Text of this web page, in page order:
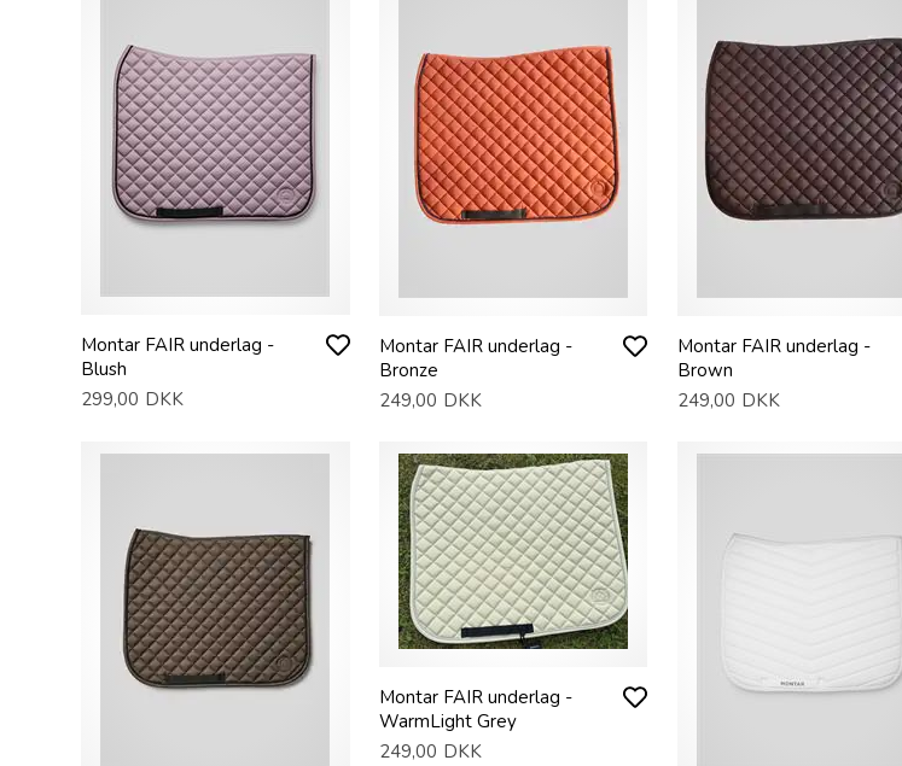
Montar FAIR underlag -
Blush
299,00 DKK
Montar FAIR underlag -
Bronze
249,00 DKK
Montar FAIR underlag -
Brown
249,00 DKK
Montar FAIR underlag -
WarmLight Grey
249,00 DKK